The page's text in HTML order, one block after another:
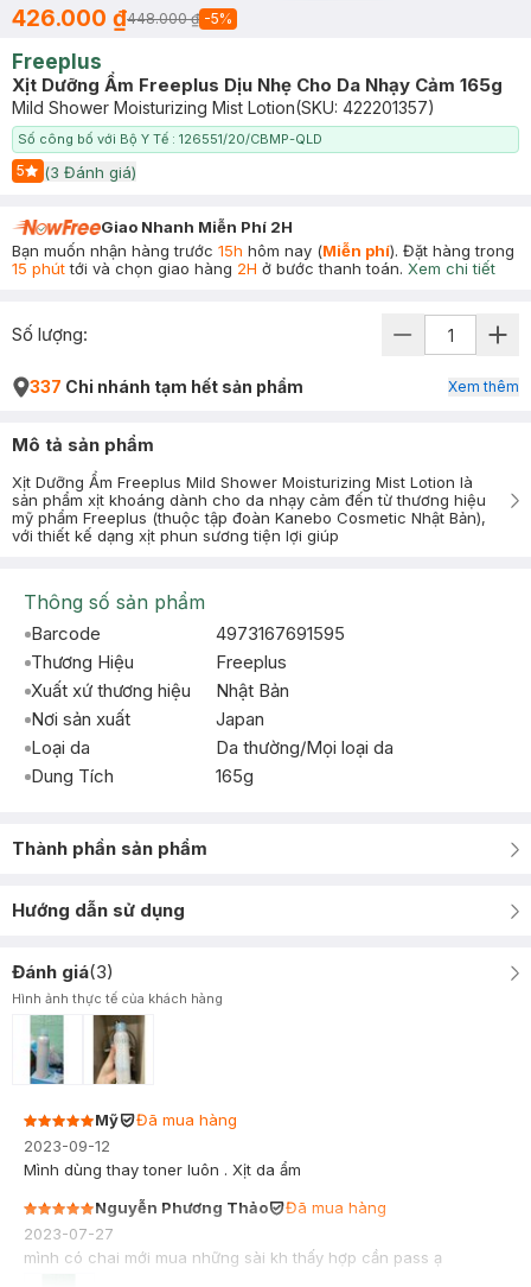
426.000 ₫448.000 ₫ -5%
Freeplus
Xịt Dưỡng Ẩm Freeplus Dịu Nhẹ Cho Da Nhạy Cảm 165g
Mild Shower Moisturizing Mist Lotion(SKU: 422201357)
Số công bố với Bộ Y Tế : 126551/20/CBMP-QLD
5
Start Icon
(3 Đánh giá)
Giao Nhanh Miễn Phí 2H
Bạn muốn nhận hàng trước 15h hôm nay (Miễn phí). Đặt hàng trong
15 phúttới và chọn giao hàng 2H ở bước thanh toán. Xem chi tiết
Số lượng:
337 Chi nhánh tạm hết sản phẩm Xem thêm
Mô tả sản phẩm
Xịt Dưỡng Ẩm Freeplus Mild Shower Moisturizing Mist Lotion là
sản phẩm xịt khoáng dành cho da nhạy cảm đến từ thương hiệu
mỹ phẩm Freeplus (thuộc tập đoàn Kanebo Cosmetic Nhật Bản),
với thiết kế dạng xịt phun sương tiện lợi giúp
Thông số sản phẩm
Barcode
4973167691595
Thương Hiệu
Freeplus
Xuất xứ thương hiệu
Nhật Bản
Nơi sản xuất
Japan
Loại da
Da thường/Mọi loại da
Dung Tích
165g
Thành phần sản phẩm
Hướng dẫn sử dụng
Đánh giá(3)
Hình ảnh thực tế của khách hàng
Mỹ
Đã mua hàng
2023-09-12
Mình dùng thay toner luôn . Xịt da ẩm
Nguyễn Phương Thảo
Đã mua hàng
2023-07-27
mình có chai mới mua những sài kh thấy hợp cần pass ạ